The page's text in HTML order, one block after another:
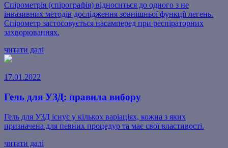
Спірометрія (спірографія) відноситься до одного з не
інвазивних методів дослідження зовнішньої функції легень.
Спірометр застосовується насамперед при респіраторних
захворюваннях.
читати далі
17.01.2022
Гель для УЗД: правила вибору
Гель для УЗД існує у кількох варіаціях, кожна з яких
призначена для певних процедур та має свої властивості.
читати далі